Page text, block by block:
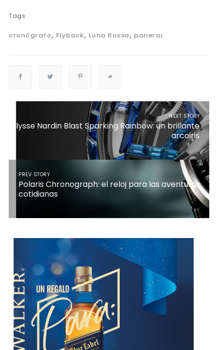
Tags:
cronógrafo Flyback Luna Rossa panerai
NEXT STORY
Ulysse Nardin Blast Sparking Rainbow: un brillante
arcoiris
PREV STORY
Polaris Chronograph: el reloj para las aventuras
cotidianas